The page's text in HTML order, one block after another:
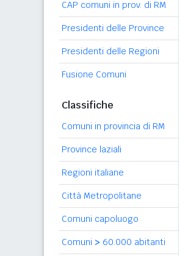
CAP comuni in prov. di RM
Presidenti delle Province
Presidenti delle Regioni
Fusione Comuni
Classifiche
Comuni in provincia di RM
Province laziali
Regioni italiane
Città Metropolitane
Comuni capoluogo
Comuni > 60.000 abitanti